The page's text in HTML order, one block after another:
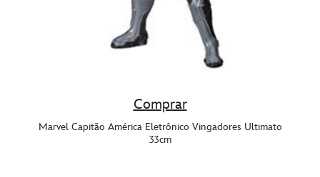
Comprar
Marvel Capitão América Eletrônico Vingadores Ultimato
33cm